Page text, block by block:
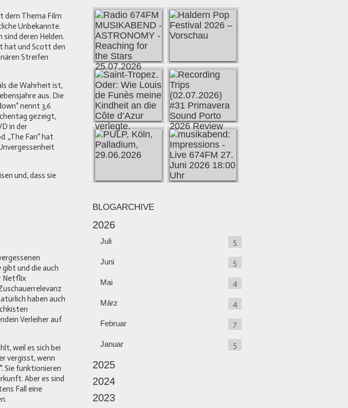
dem Thema Film
Unbekannte.
sind deren Helden.
hat und Scott den
Streifen
die Wahrheit ist,
aus. Die
nennt 3,6
gezeigt,
in der
„The Fan“ hat
und, dass sie
und die auch
Netflix
haben auch
Verleiher auf
weil es sich bei
vergisst, wenn
Sie funktionieren
Aber es sind
Fall eine
BLOGARCHIVE
2026
Juli 5
Juni 5
Mai 4
März 4
Februar 7
Januar 5
2025
2024
2023